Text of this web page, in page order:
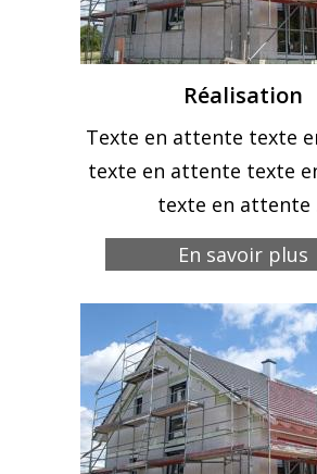
Réalisation
Texte en attente texte
texte en attente texte
texte en attente
En savoir plus